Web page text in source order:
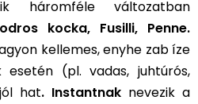
háromféle változatban
kocka, Fusilli, Penne.
kellemes, enyhe zab íze
(pl. vadas, juhtúrós,
hat. Instantnak nevezik a